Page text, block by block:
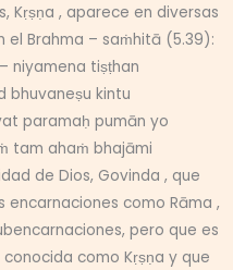
Kṛṣṇa , aparece en diversas
el Brahma – saṁhitā (5.39):
niyamena tiṣṭhan
bhuvaneṣu kintu
paramaḥ pumān yo
tam ahaṁ bhajāmi
de Dios, Govinda , que
como Rāma ,
pero que es
como Kṛṣṇa y que